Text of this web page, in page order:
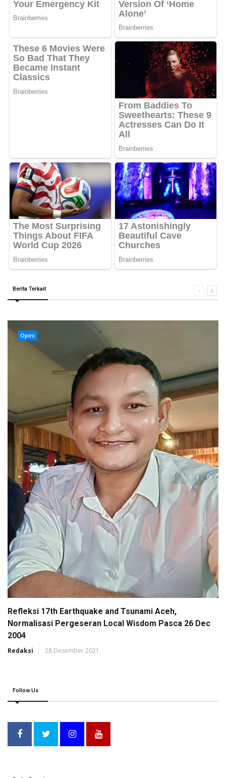
Berita Terkait
Opini
Refleksi 17th Earthquake and Tsunami Aceh,
Normalisasi Pergeseran Local Wisdom Pasca 26 Dec
2004
Redaksi 28 Desember 2021
Follow Us